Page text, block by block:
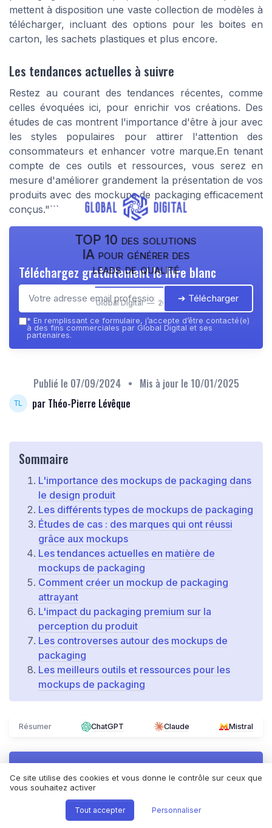
mettent à disposition une vaste collection de modèles à
télécharger, incluant des options pour les boites en
carton, les sachets plastiques et plus encore.
Les tendances actuelles à suivre
Restez au courant des tendances récentes, comme
celles évoquées ici, pour enrichir vos créations. Des
études de cas montrent l'importance d'être à jour avec
les styles populaires pour attirer l'attention des
consommateurs et enhancer votre marque.En tenant
compte de ces outils et ressources, vous serez en
mesure d'améliorer grandement la présentation de vos
produits avec des mockups de packaging efficacement
conçus."```
TOP 10 des solutions
IA pour générer des
leads de qualité
Global Digital — 2026
Téléchargez gratuitement le livre blanc
➔ Télécharger
* En remplissant ce formulaire, j’accepte d’être contacté(e)
à des fins commerciales par Global Digital et ses
partenaires.
Publié le 07/09/2024 • Mis à jour le 10/01/2025
par Théo-Pierre Lévêque
Sommaire
L'importance des mockups de packaging dans
le design produit
Les différents types de mockups de packaging
Études de cas : des marques qui ont réussi
grâce aux mockups
Les tendances actuelles en matière de
mockups de packaging
Comment créer un mockup de packaging
attrayant
L'impact du packaging premium sur la
perception du produit
Les controverses autour des mockups de
packaging
Les meilleurs outils et ressources pour les
mockups de packaging
Résumer ChatGPT Claude Mistral
Recevez les dernières actualités de Global Digital
Ce site utilise des cookies et vous donne le contrôle sur ceux que
vous souhaitez activer
Tout accepter Personnaliser